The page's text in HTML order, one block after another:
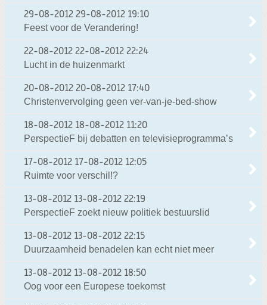
29-08-2012 29-08-2012 19:10
Feest voor de Verandering!
22-08-2012 22-08-2012 22:24
Lucht in de huizenmarkt
20-08-2012 20-08-2012 17:40
Christenvervolging geen ver-van-je-bed-show
18-08-2012 18-08-2012 11:20
PerspectieF bij debatten en televisieprogramma’s
17-08-2012 17-08-2012 12:05
Ruimte voor verschil!?
13-08-2012 13-08-2012 22:19
PerspectieF zoekt nieuw politiek bestuurslid
13-08-2012 13-08-2012 22:15
Duurzaamheid benadelen kan echt niet meer
13-08-2012 13-08-2012 18:50
Oog voor een Europese toekomst